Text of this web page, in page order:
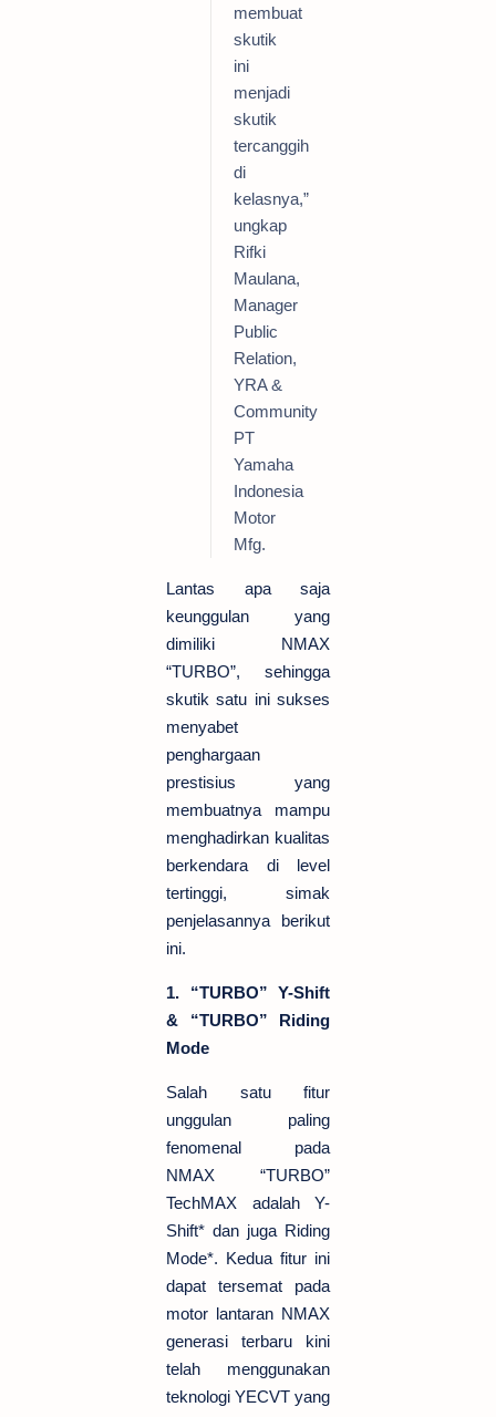
membuat
skutik
ini
menjadi
skutik
tercanggih
di
kelasnya,”
ungkap
Rifki
Maulana,
Manager
Public
Relation,
YRA &
Community
PT
Yamaha
Indonesia
Motor
Mfg.
Lantas apa saja
keunggulan yang
dimiliki NMAX
“TURBO”, sehingga
skutik satu ini sukses
menyabet
penghargaan
prestisius yang
membuatnya mampu
menghadirkan kualitas
berkendara di level
tertinggi, simak
penjelasannya berikut
ini.
1. “TURBO” Y-Shift
& “TURBO” Riding
Mode
Salah satu fitur
unggulan paling
fenomenal pada
NMAX “TURBO”
TechMAX adalah Y-
Shift* dan juga Riding
Mode*. Kedua fitur ini
dapat tersemat pada
motor lantaran NMAX
generasi terbaru kini
telah menggunakan
teknologi YECVT yang